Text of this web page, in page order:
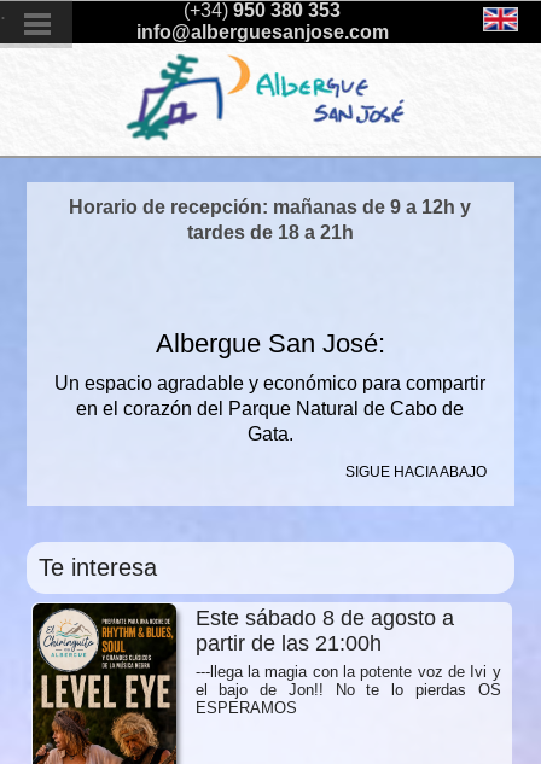
. (+34) 950 380 353
info@alberguesanjose.com
Horario de recepción: mañanas de 9 a 12h y
tardes de 18 a 21h
Albergue San José:
Un espacio agradable y económico para compartir
en el corazón del Parque Natural de Cabo de
Gata.
SIGUE HACIA ABAJO
Te interesa
Este sábado 8 de agosto a
partir de las 21:00h
---llega la magia con la potente voz de Ivi y
el bajo de Jon!! No te lo pierdas OS
ESPERAMOS